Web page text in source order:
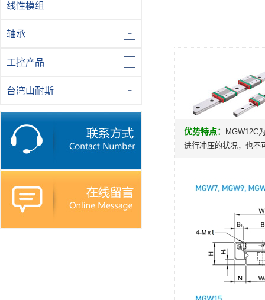
线性模组
轴承
工控产品
台湾山耐斯
优势特点：
MGW12C
进行冲压的状况，也不